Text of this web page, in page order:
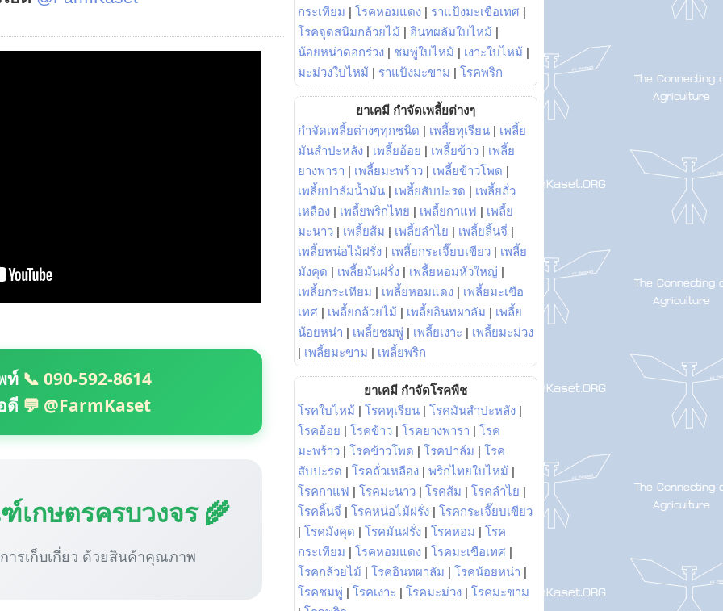
ท์ 📞 090-592-8614
ดี 💬 @FarmKaset
กษตรครบวงจร 🌾
ารเก็บเกี่ยว ด้วยสินค้าคุณภาพ
กระเทียม | โรคหอมแดง | ราแป้งมะเขือเทศ |
โรคจุดสนิมกล้วยไม้ | อินทผลัมใบไหม้ |
น้อยหน่าดอกร่วง | ชมพู่ใบไหม้ | เงาะใบไหม้ |
มะม่วงใบไหม้ | ราแป้งมะขาม | โรคพริก
ยาเคมี กำจัดเพลี้ยต่างๆ
กำจัดเพลี้ยต่างๆทุกชนิด | เพลี้ยทุเรียน | เพลี้ย
มันสำปะหลัง | เพลี้ยอ้อย | เพลี้ยข้าว | เพลี้ย
ยางพารา | เพลี้ยมะพร้าว | เพลี้ยข้าวโพด |
เพลี้ยปาล์มน้ำมัน | เพลี้ยสับปะรด | เพลี้ยถั่ว
เหลือง | เพลี้ยพริกไทย | เพลี้ยกาแฟ | เพลี้ย
มะนาว | เพลี้ยส้ม | เพลี้ยลำไย | เพลี้ยลิ้นจี่ |
เพลี้ยหน่อไม้ฝรั่ง | เพลี้ยกระเจี๊ยบเขียว | เพลี้ย
มังคุด | เพลี้ยมันฝรั่ง | เพลี้ยหอมหัวใหญ่ |
เพลี้ยกระเทียม | เพลี้ยหอมแดง | เพลี้ยมะเขือ
เทศ | เพลี้ยกล้วยไม้ | เพลี้ยอินทผาลัม | เพลี้ย
น้อยหน่า | เพลี้ยชมพู่ | เพลี้ยเงาะ | เพลี้ยมะม่วง
| เพลี้ยมะขาม | เพลี้ยพริก
ยาเคมี กำจัดโรคพืช
โรคใบไหม้ | โรคทุเรียน | โรคมันสำปะหลัง |
โรคอ้อย | โรคข้าว | โรคยางพารา | โรค
มะพร้าว | โรคข้าวโพด | โรคปาล์ม | โรค
สับปะรด | โรคถั่วเหลือง | พริกไทยใบไหม้ |
โรคกาแฟ | โรคมะนาว | โรคส้ม | โรคลำไย |
โรคลิ้นจี่ | โรคหน่อไม้ฝรั่ง | โรคกระเจี๊ยบเขียว
| โรคมังคุด | โรคมันฝรั่ง | โรคหอม | โรค
กระเทียม | โรคหอมแดง | โรคมะเขือเทศ |
โรคกล้วยไม้ | โรคอินทผาลัม | โรคน้อยหน่า |
โรคชมพู่ | โรคเงาะ | โรคมะม่วง | โรคมะขาม